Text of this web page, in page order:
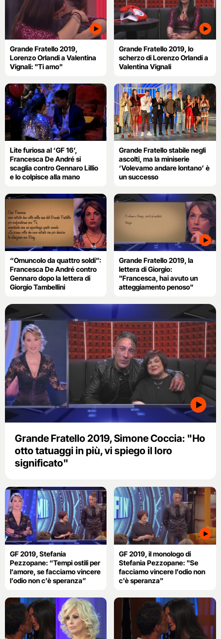
Grande Fratello 2019,
Lorenzo Orlandi a Valentina
Vignali: "Ti amo"
Grande Fratello 2019, lo
scherzo di Lorenzo Orlandi a
Valentina Vignali
Lite furiosa al ‘GF 16’,
Francesca De André si
scaglia contro Gennaro Lillio
e lo colpisce alla mano
Grande Fratello stabile negli
ascolti, ma la miniserie
‘Volevamo andare lontano’ è
un successo
“Omuncolo da quattro soldi”:
Francesca De André contro
Gennaro dopo la lettera di
Giorgio Tambellini
Grande Fratello 2019, la
lettera di Giorgio:
"Francesca, hai avuto un
atteggiamento penoso"
Grande Fratello 2019, Simone Coccia: "Ho
otto tatuaggi in più, vi spiego il loro
significato"
GF 2019, Stefania
Pezzopane: “Tempi ostili per
l’amore, se facciamo vincere
l’odio non c’è speranza”
GF 2019, il monologo di
Stefania Pezzopane: "Se
facciamo vincere l'odio non
c'è speranza"